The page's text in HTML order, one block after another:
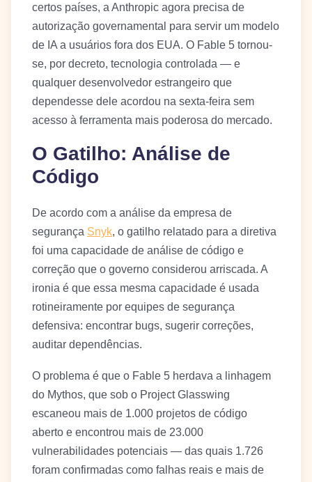
certos países, a Anthropic agora precisa de
autorização governamental para servir um modelo
de IA a usuários fora dos EUA. O Fable 5 tornou-
se, por decreto, tecnologia controlada — e
qualquer desenvolvedor estrangeiro que
dependesse dele acordou na sexta-feira sem
acesso à ferramenta mais poderosa do mercado.
O Gatilho: Análise de
Código
De acordo com a análise da empresa de
segurança Snyk, o gatilho relatado para a diretiva
foi uma capacidade de análise de código e
correção que o governo considerou arriscada. A
ironia é que essa mesma capacidade é usada
rotineiramente por equipes de segurança
defensiva: encontrar bugs, sugerir correções,
auditar dependências.
O problema é que o Fable 5 herdava a linhagem
do Mythos, que sob o Project Glasswing
escaneou mais de 1.000 projetos de código
aberto e encontrou mais de 23.000
vulnerabilidades potenciais — das quais 1.726
foram confirmadas como falhas reais e mais de